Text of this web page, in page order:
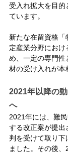
受入れ拡大を目的
ています。
新たな在留資格
定産業分野にお
め、一定の専門性
材の受け入れが本
2021年以降の
へ
2021年には、難
する改正案が提出
判を受けて取り下
ました。その後